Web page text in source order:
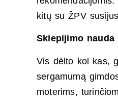
kitų su ŽPV
Skiepijimo
Vis dėlto kol kas,
sergamumą
moterims,